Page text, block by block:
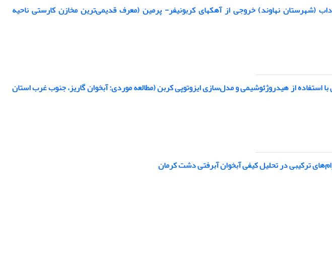
(شهرستان نهاوند) خروجی از آهکهای کربونیفر- پرمین (معرف قدیمی‌ترین مخازن کارستی ناحیه
استفاده از هیدروژئوشیمی و مدل‌سازی ایزوتوپی کربن (مطالعه موردی: آبخوان گاریز، جنوب غرب استان
ترکیبی در تحلیل کیفی آبخوان آبرفتی دشت کرمان